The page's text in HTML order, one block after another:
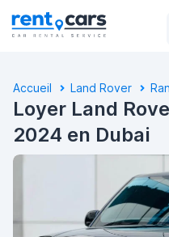
Accueil Land Rover
Loyer Land
2024 en Dubai